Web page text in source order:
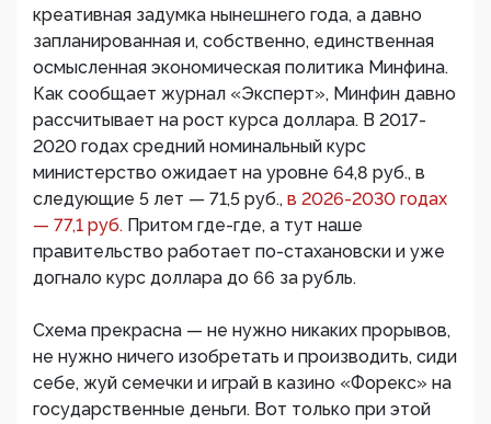
креативная задумка нынешнего года, а давно
запланированная и, собственно, единственная
осмысленная экономическая политика Минфина.
Как сообщает журнал «Эксперт», Минфин давно
рассчитывает на рост курса доллара. В 2017-
2020 годах средний номинальный курс
министерство ожидает на уровне 64,8 руб., в
следующие 5 лет — 71,5 руб., в 2026-2030 годах
— 77,1 руб. Притом где-где, а тут наше
правительство работает по-стахановски и уже
догнало курс доллара до 66 за рубль.
Схема прекрасна — не нужно никаких прорывов,
не нужно ничего изобретать и производить, сиди
себе, жуй семечки и играй в казино «Форекс» на
государственные деньги. Вот только при этой